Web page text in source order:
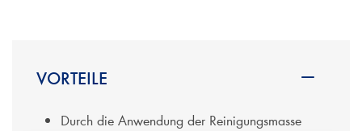
VORTEILE
Durch die Anwendung der Reinigungsmasse